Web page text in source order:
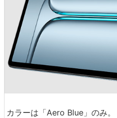
カラーは「Aero Blue」のみ。